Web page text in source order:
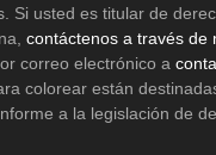
Si usted es titular de
contáctenos a través de
correo electrónico a
colorear están
a la legislación de